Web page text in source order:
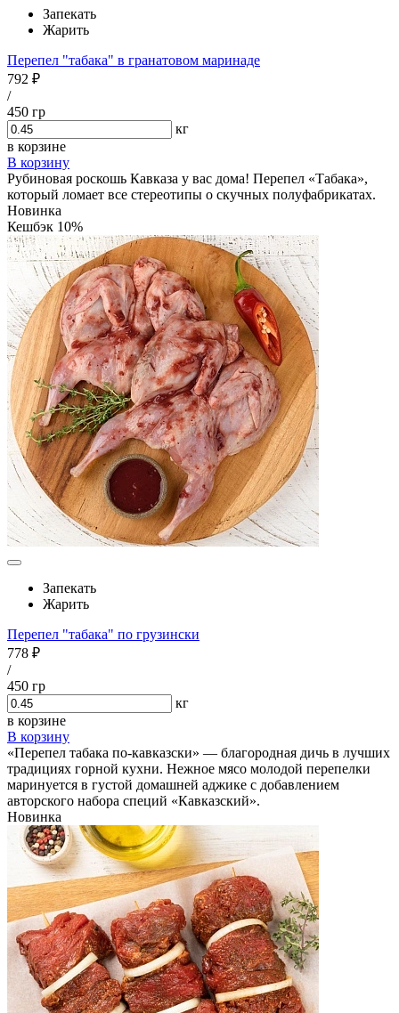
Запекать
Жарить
Перепел "табака" в гранатовом маринаде
792 ₽
/
450 гр
кг
в корзине
В корзину
Рубиновая роскошь Кавказа у вас дома! Перепел «Табака»,
который ломает все стереотипы о скучных полуфабрикатах.
Новинка
Кешбэк 10%
Запекать
Жарить
Перепел "табака" по грузински
778 ₽
/
450 гр
кг
в корзине
В корзину
«Перепел табака по-кавказски» — благородная дичь в лучших
традициях горной кухни. Нежное мясо молодой перепелки
маринуется в густой домашней аджике с добавлением
авторского набора специй «Кавказский».
Новинка